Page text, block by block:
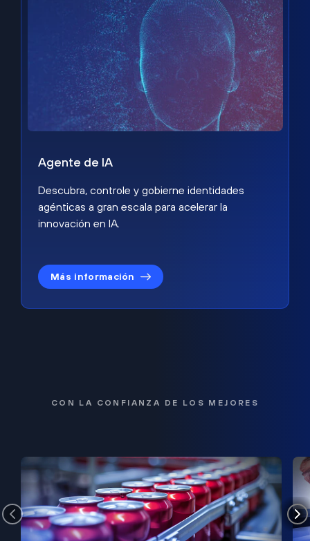
Agente de IA
Descubra, controle y gobierne identidades
agénticas a gran escala para acelerar la
innovación en IA.
Más información
CON LA CONFIANZA DE LOS MEJORES